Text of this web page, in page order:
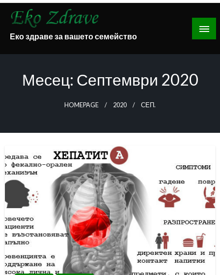
Skip
Еко здраве за вашето семейство
Месец: Септември 2020
HOMEPAGE 2020 СЕП.